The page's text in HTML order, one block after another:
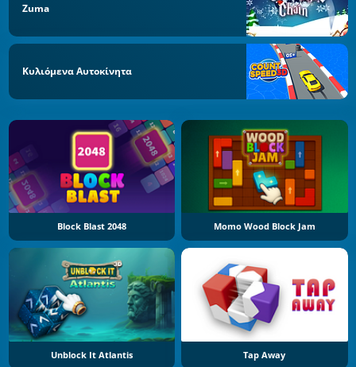
Zuma
Κυλιόμενα Αυτοκίνητα
Block Blast 2048 Momo Wood Block Jam
Unblock It Atlantis Tap Away